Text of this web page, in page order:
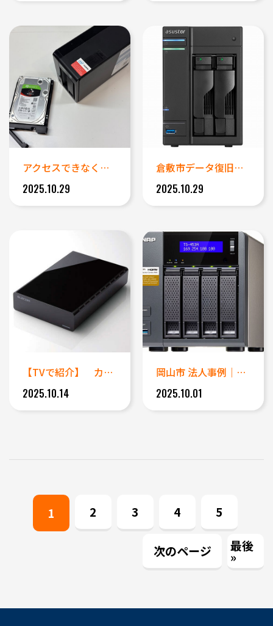
アクセスできなくなったQNAP...
2025.10.29
倉敷市データ復旧事例｜ASUS...
2025.10.29
【TVで紹介】 カチカチという...
2025.10.14
岡山市 法人事例｜QNAP T...
2025.10.01
1 2 3 4 5
次のページ 最後
»